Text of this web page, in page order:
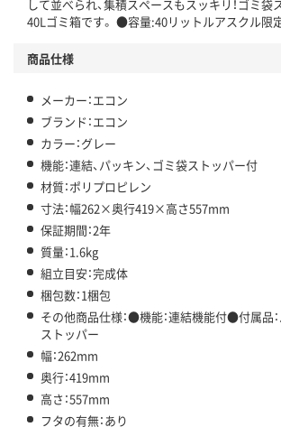
して並べられ、集積スペースもスッキリ！ゴミ袋
40Lゴミ箱です。 ●容量:40リットルアスクル限
商品仕様
メーカー：エコン
ブランド：エコン
カラー：グレー
機能：連結、パッキン、ゴミ袋ストッパー付
材質：ポリプロピレン
寸法：幅262×奥行419×高さ557mm
保証期間：2年
質量：1.6kg
組立目安：完成体
梱包数：1梱包
その他商品仕様：●機能：連結機能付●付属品
ストッパー
幅：262mm
奥行：419mm
高さ：557mm
フタの有無：あり